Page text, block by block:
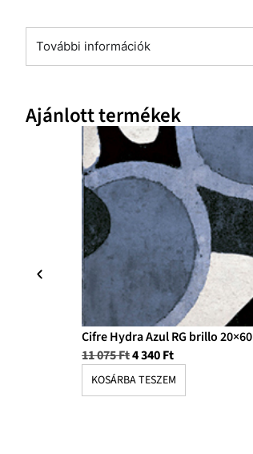
További információk
Ajánlott termékek
Cifre Hydra Azul RG brillo
11 075Ft4 340Ft
KOSÁRBA TESZEM